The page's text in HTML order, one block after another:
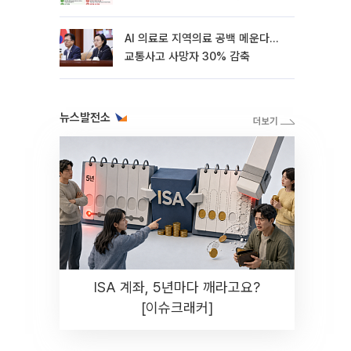
AI 의료로 지역의료 공백 메운다…
교통사고 사망자 30% 감축
뉴스발전소
ISA 계좌, 5년마다 깨라고요?
[이슈크래커]